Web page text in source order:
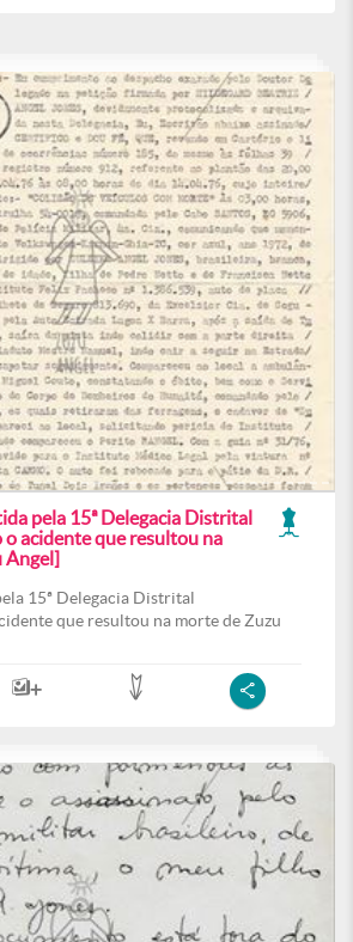
pela 15ª Delegacia Distrital
acidente que resultou na
Angel]
15ª Delegacia Distrital
que resultou na morte de Zuzu